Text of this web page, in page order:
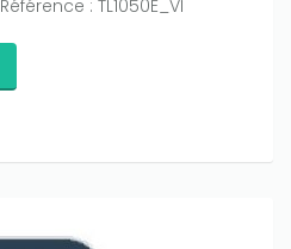
Référence : TL1050E_VI